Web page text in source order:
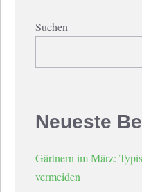
Suchen
Neueste
Gärtnern im März:
vermeiden